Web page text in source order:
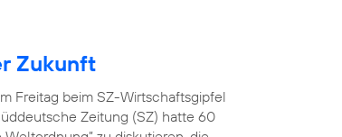
Zukunft
Freitag beim SZ-Wirtschaftsgipfel
Zeitung (SZ) hatte 60